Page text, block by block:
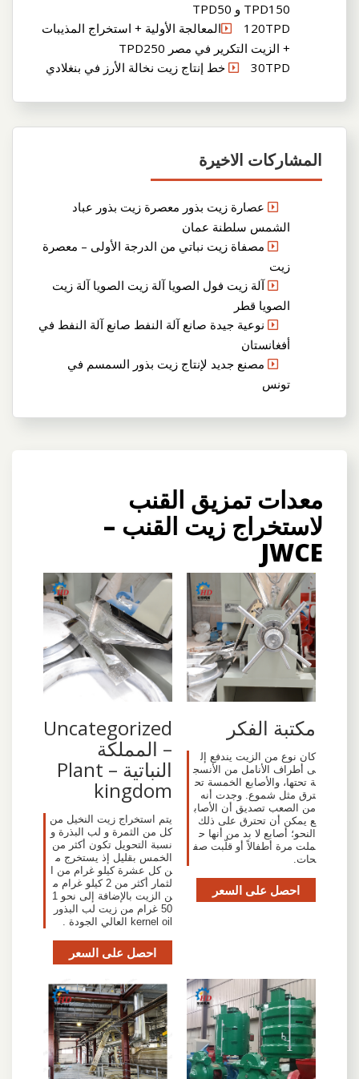
TPD150 و TPD50
120TPDالمعالجة الأولية + استخراج المذيبات
+ الزيت التكرير في مصر TPD250
30TPD خط إنتاج زيت نخالة الأرز في بنغلادي
المشاركات الاخيرة
عصارة زيت بذور معصرة زيت بذور عباد
الشمس سلطنة عمان
مصفاة زيت نباتي من الدرجة الأولى – معصرة
زيت
آلة زيت فول الصويا آلة زيت الصويا آلة زيت
الصويا قطر
نوعية جيدة صانع آلة النفط صانع آلة النفط في
أفغانستان
مصنع جديد لإنتاج زيت بذور السمسم في
تونس
معدات تمزيق القنب
لاستخراج زيت القنب –
JWCE
مكتبة الفكر
كان نوع من الزيت يندفع إل
ى أطراف الأنامل من الأنسج
ة تحتها، والأصابع الخمسة تح
ترق مثل شموع. وجدت أنه
من الصعب تصديق أن الأصاب
ع يمكن أن تحترق على ذلك
النحو؛ أصابع لا بد من أنها ح
ملت مرة أطفالاً أو قلّبت صف
حات.
احصل على السعر
Uncategorized
– المملكة
النباتية – Plant
kingdom
يتم استخراج زيت النخيل من
كل من الثمرة و لب البذرة و
نسبة التحويل تكون أكثر من
الخمس بقليل إذ يستخرج م
ن كل عشرة كيلو غرام من ا
لثمار أكثر من 2 كيلو غرام م
ن الزيت بالإضافة إلى نحو 1
50 غرام من زيت لب البذور
kernel oil العالي الجودة .
احصل على السعر